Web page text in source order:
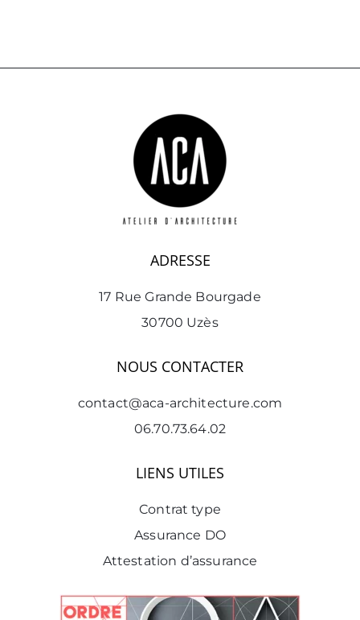
ADRESSE
17 Rue Grande Bourgade
30700 Uzès
NOUS CONTACTER
contact@aca-architecture.com
06.70.73.64.02
LIENS UTILES
Contrat type
Assurance DO
Attestation d’assurance